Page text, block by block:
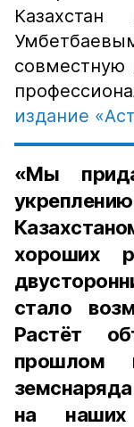
совместную
издание
«Мы
хороших
стало
Растёт
на